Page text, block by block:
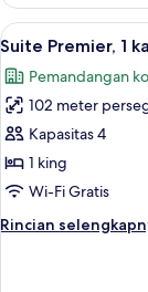
View
Queens
High
Floor
Strip
View
Lihat
semua
foto
untuk
Suite
Premier,
1
tidur
15
Suite Premier, 1
Pemandangan
102 meter
Kapasitas 4
1 king
Wi-Fi Gratis
Rincian
Rincian